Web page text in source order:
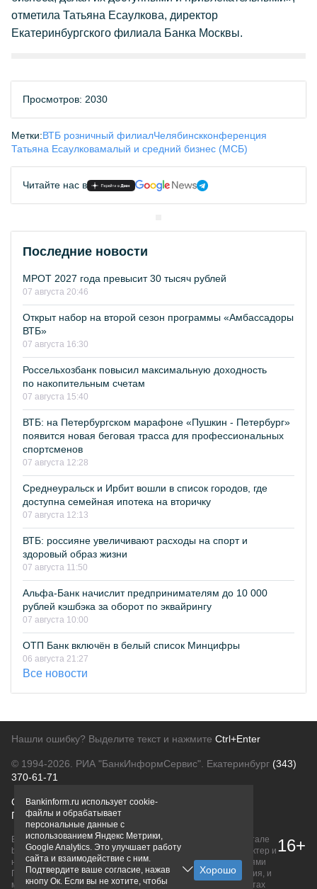
отметила Татьяна Есаулкова, директор
Екатеринбургского филиала Банка Москвы.
Просмотров: 2030
Метки:ВТБ розничный филиалЧелябинскконференция
Татьяна Есаулковамалый и средний бизнес (МСБ)
Читайте нас в
Последние новости
МРОТ 2027 года превысит 30 тысяч рублей
07 августа 20:46
Открыт набор на второй сезон программы «Амбассадоры
ВТБ»
07 августа 16:30
Россельхозбанк повысил максимальную доходность
по накопительным счетам
07 августа 15:40
ВТБ: на Петербургском марафоне «Пушкин - Петербург»
появится новая беговая трасса для профессиональных
спортсменов
07 августа 12:28
Среднеуральск и Ирбит вошли в список городов, где
доступна семейная ипотека на вторичку
07 августа 12:13
ВТБ: россияне увеличивают расходы на спорт и
здоровый образ жизни
07 августа 11:50
Альфа-Банк начислит предпринимателям до 10 000
рублей кэшбэка за оборот по эквайрингу
07 августа 10:00
ОТП Банк включён в белый список Минцифры
06 августа 21:27
Все новости
Нашли ошибку? Выделите текст и нажмите Ctrl+Enter
© 1994-2026. РИА "БанкИнформСервис". Екатеринбург (343)
370-61-71
О проектеПолитика конфиденциальности
Правовая информацияДля рекламодателей
Вся информация о продуктах банков, размещенная на портале
bankinform.ru, носит исключительно ознакомительный характер и
не является публичной офертой, определяемой положениями
ГК РФ. Информация не содержит точного и полного описания, и
может быть изменена. Конечные условия уточняйте на сайтах
16+
Bankinform.ru использует cookie-
файлы и обрабатывает
персональные данные с
использованием Яндекс Метрики,
Google Analytics. Это улучшает работу
сайта и взаимодействие с ним.
Подтвердите ваше согласие, нажав
кнопу Ок. Если вы не хотите, чтобы